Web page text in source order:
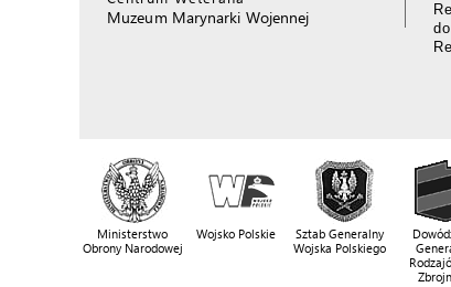
Muzeum Marynarki Wojennej
Ministerstwo
Obrony Narodowej
Wojsko Polskie
Sztab Generalny
Wojska Polskiego